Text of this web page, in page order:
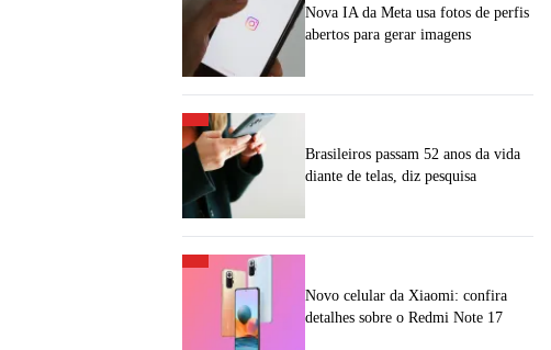
Nova IA da Meta usa fotos de perfis
abertos para gerar imagens
Brasileiros passam 52 anos da vida
diante de telas, diz pesquisa
Novo celular da Xiaomi: confira
detalhes sobre o Redmi Note 17